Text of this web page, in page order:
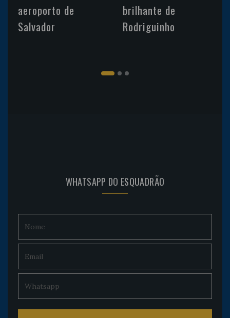
aeroporto de
Salvador
brilhante de
Rodriguinho
WHATSAPP DO ESQUADRÃO